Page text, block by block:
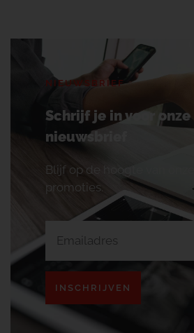
NIEUWSBRIEF
Schrijf je in voor onze
nieuwsbrief
Blijf op de hoogte van
promoties.
INSCHRIJVEN